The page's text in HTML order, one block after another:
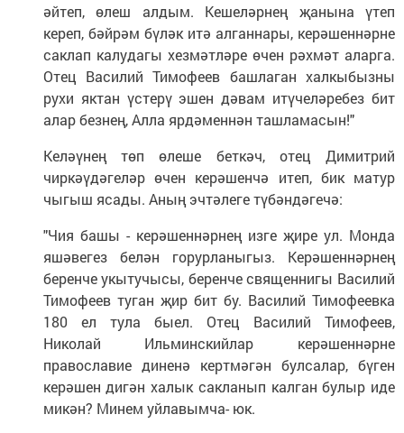
әйтеп, өлеш алдым. Кешеләрнең җанына үтеп
кереп, бәйрәм бүләк итә алганнары, керәшеннәрне
саклап калудагы хезмәтләре өчен рәхмәт аларга.
Отец Василий Тимофеев башлаган халкыбызны
рухи яктан үстерү эшен дәвам итүчеләребез бит
алар безнең, Алла ярдәменнән ташламасын!"
Келәүнең төп өлеше беткәч, отец Димитрий
чиркәүдәгеләр өчен керәшенчә итеп, бик матур
чыгыш ясады. Аның эчтәлеге түбәндәгечә:
"Чия башы - керәшеннәрнең изге җире ул. Монда
яшәвегез белән горурланыгыз. Керәшеннәрнең
беренче укытучысы, беренче священнигы Василий
Тимофеев туган җир бит бу. Василий Тимофеевка
180 ел тула быел. Отец Василий Тимофеев,
Николай Ильминскийлар керәшеннәрне
православие диненә кертмәгән булсалар, бүген
керәшен дигән халык сакланып калган булыр иде
микән? Минем уйлавымча- юк.